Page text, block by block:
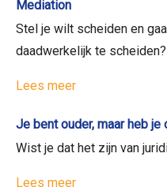
Mediation
Stel je wilt scheiden en
daadwerkelijk te scheiden?
Lees meer
Je bent ouder, maar heb je
Wist je dat het zijn van
Lees meer